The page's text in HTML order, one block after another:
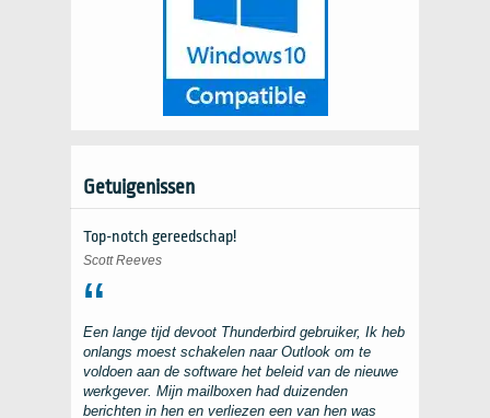
Getuigenissen
Top-notch gereedschap!
Scott Reeves
Een lange tijd devoot Thunderbirdgebruiker, Ik heb
onlangs moest schakelen naar Outlook om te
voldoen aan de software het beleid van de nieuwe
werkgever. Mijn mailboxen had duizenden
berichten in hen en verliezen een van hen was